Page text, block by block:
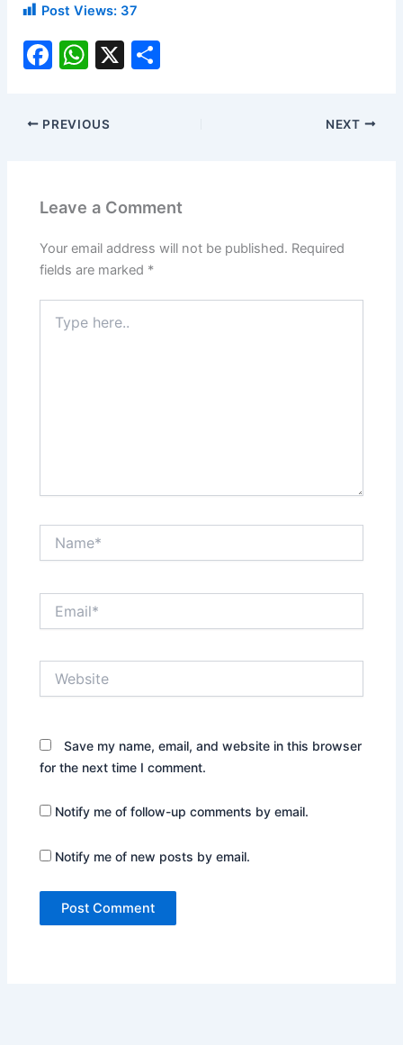
Post Views: 37
F
c
e
o
k
W
at
s
p
X
PREVIOUS NEXT
Leave a Comment
Your email address will not be published. Required
fields are marked *
here..
Save my name, email, and website in this browser
for the next time I comment.
Notify me of follow-up comments by email.
Notify me of new posts by email.